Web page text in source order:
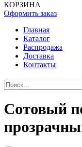
КОРЗИНА
Оформить заказ
Главная
Каталог
Распродажа
Доставка
Контакты
Сотовый